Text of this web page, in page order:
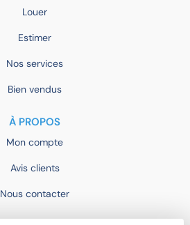
Louer
Estimer
Nos services
Bien vendus
À PROPOS
Mon compte
Avis clients
Nous contacter